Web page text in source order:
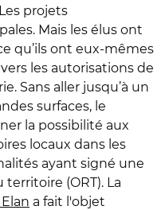
projets
Mais les élus ont
qu’ils ont eux-mêmes
les autorisations de
Sans aller jusqu’à un
surfaces, le
la possibilité aux
locaux dans les
ayant signé une
(ORT). La
a fait l'objet